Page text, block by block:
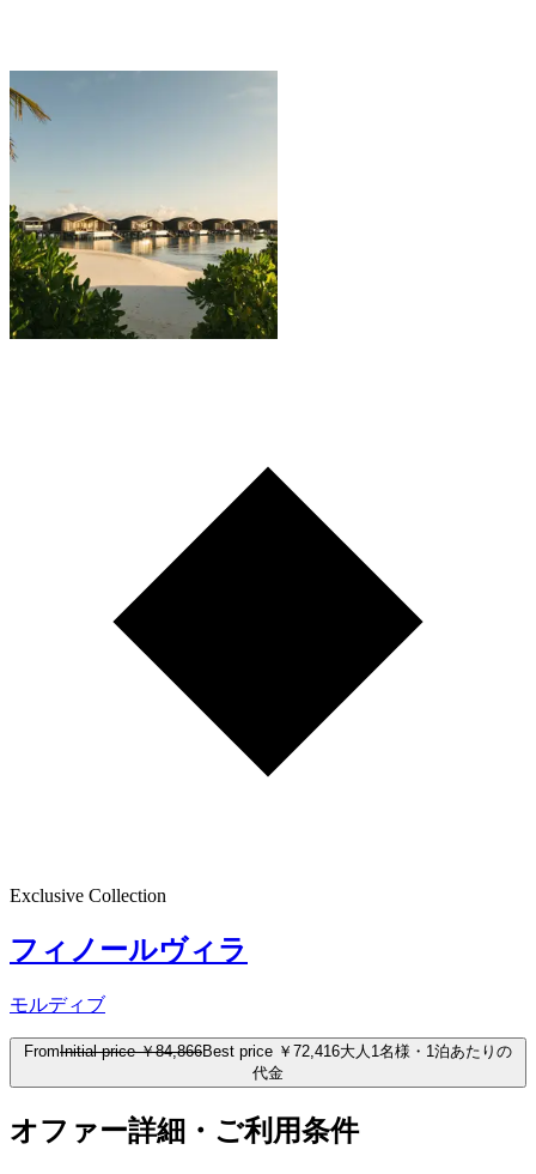
Exclusive Collection
フィノールヴィラ
モルディブ
FromInitial price ￥84,866Best price ￥72,416大人1名様・1泊あたりの
代金
オファー詳細・ご利用条件